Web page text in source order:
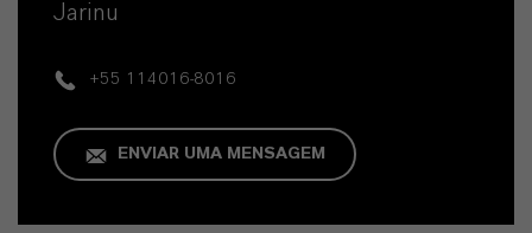
Jarinu
+55 114016-8016
ENVIAR UMA MENSAGEM